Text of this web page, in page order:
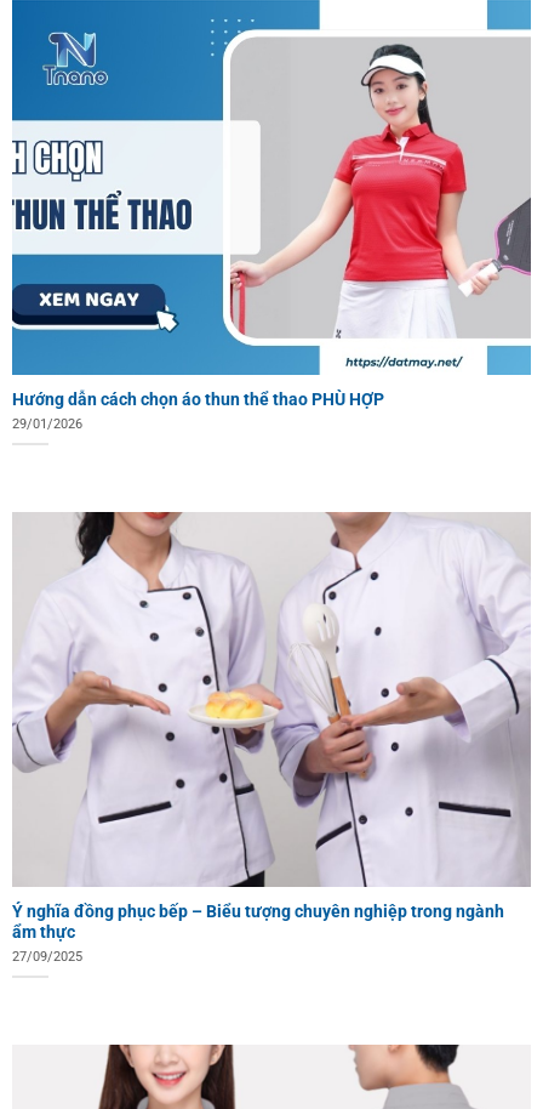
Hướng dẫn cách chọn áo thun thể thao PHÙ HỢP
29/01/2026
Ý nghĩa đồng phục bếp – Biểu tượng chuyên nghiệp trong ngành
ẩm thực
27/09/2025